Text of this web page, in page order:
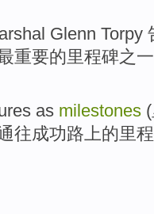
Glenn Torpy
重要的里程碑之
as milestones
往成功路上的里